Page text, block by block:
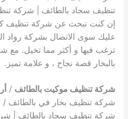
تنظيف سجاد بالطائف | شركة
إن كنت تبحث عن شركة تنظيف
عليك سوى الاتصال بشركة رواد
ترغب فيها و أكثر مما تخيل. مع
بالبخار قصة نجاح ، و علامة تميز.
شركة تنظيف موكيت بالطائف /
شركة تنظيف بخار في بالطائف /
شركة تنظيف سجاد بالطائف |